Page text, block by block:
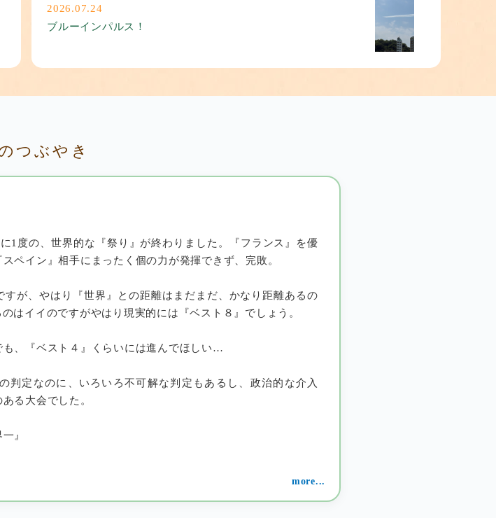
2026.07.24
ブルーインパルス！
つぶやき
1度の、世界的な『祭り』が終わりました。『フランス』を優
ペイン』相手にまったく個の力が発揮できず、完敗。
すが、やはり『世界』との距離はまだまだ、かなり距離あるの
はイイのですがやはり現実的には『ベスト８』でしょう。
、『ベスト４』くらいには進んでほしい…
判定なのに、いろいろ不可解な判定もあるし、政治的な介入
る大会でした。
』
more...